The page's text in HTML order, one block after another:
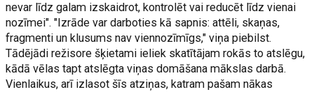
nevar līdz galam izskaidrot, kontrolēt vai reducēt līdz vienai
nozīmei". "Izrāde var darboties kā sapnis: attēli, skaņas,
fragmenti un klusums nav viennozīmīgs," viņa piebilst.
Tādējādi režisore šķietami ieliek skatītājam rokās to atslēgu,
kādā vēlas tapt atslēgta viņas domāšana mākslas darbā.
Vienlaikus, arī izlasot šīs atziņas, katram pašam nākas